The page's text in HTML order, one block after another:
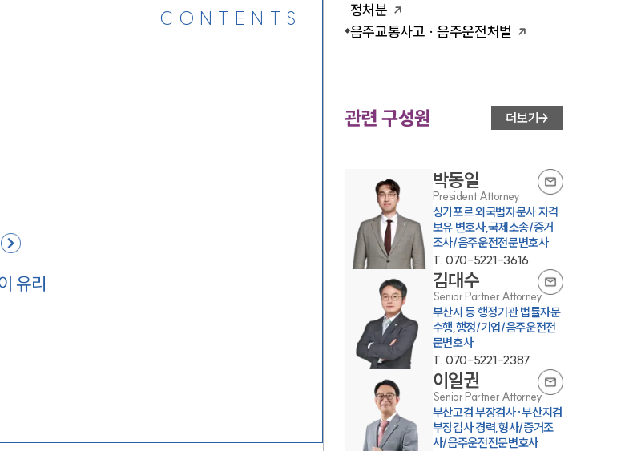
CONTENTS
유리
정처분
음주교통사고 · 음주운전처벌
관련 구성원 더보기
박동일
President Attorney
싱가포르 외국법자문사 자격
보유 변호사,국제소송/증거
조사/음주운전전문변호사
T. 070-5221-3616
김대수
Senior Partner Attorney
부산시 등 행정기관 법률자문
수행,행정/기업/음주운전전
문변호사
T. 070-5221-2387
이일권
Senior Partner Attorney
부산고검 부장검사·부산지검
부장검사 경력,형사/증거조
사/음주운전전문변호사